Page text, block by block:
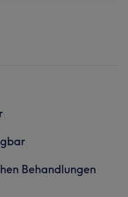
Behandlungen